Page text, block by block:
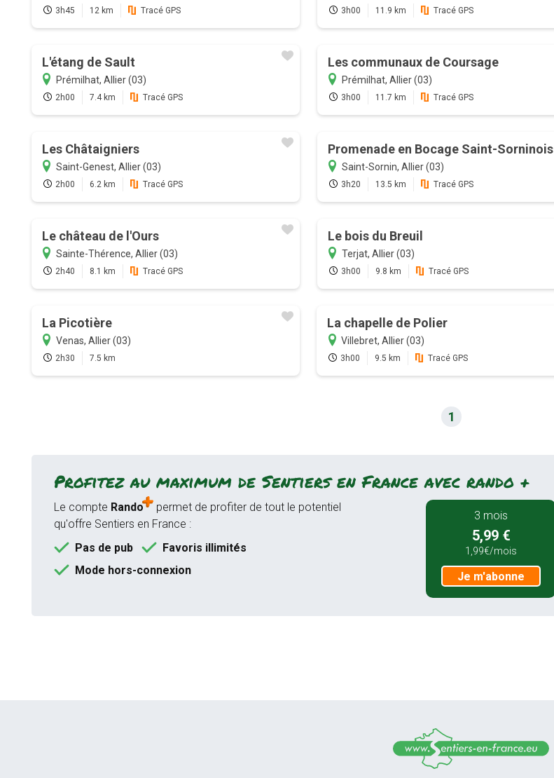
3h45 12 km Tracé GPS 3h00 11.9 km Tracé GPS
L'étang de Sault
Prémilhat, Allier (03)
2h00 7.4 km Tracé GPS
Les communaux de Coursage
Prémilhat, Allier (03)
3h00 11.7 km Tracé GPS
Les Châtaigniers
Saint-Genest, Allier (03)
2h00 6.2 km Tracé GPS
Promenade en Bocage Saint-Sorninois
Saint-Sornin, Allier (03)
3h20 13.5 km Tracé GPS
Le château de l'Ours
Sainte-Thérence, Allier (03)
2h40 8.1 km Tracé GPS
Le bois du Breuil
Terjat, Allier (03)
3h00 9.8 km Tracé GPS
La Picotière
Venas, Allier (03)
2h30 7.5 km
La chapelle de Polier
Villebret, Allier (03)
3h00 9.5 km Tracé GPS
1
Profitez au maximum de Sentiers en France avec rando +
Le compte Rando
permet de profiter de tout le potentiel
qu'offre Sentiers en France :
Pas de pub
Favoris illimités
Mode hors-connexion
3 mois
5,99 €
1,99€/mois
Je m'abonne